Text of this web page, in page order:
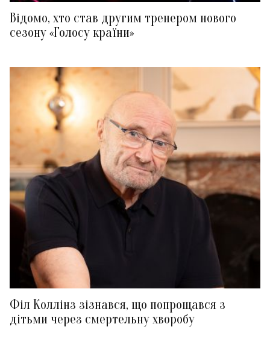
Відомо, хто став другим тренером нового
сезону «Голосу країни»
Філ Коллінз зізнався, що попрощався з
дітьми через смертельну хворобу